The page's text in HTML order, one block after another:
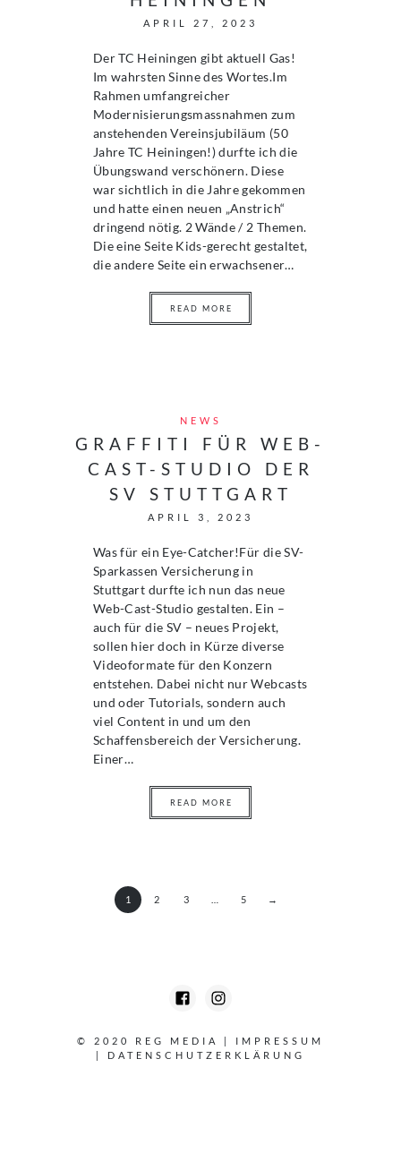
APRIL 27, 2023
Der TC Heiningen gibt aktuell Gas!
Im wahrsten Sinne des Wortes.Im
Rahmen umfangreicher
Modernisierungsmassnahmen zum
anstehenden Vereinsjubiläum (50
Jahre TC Heiningen!) durfte ich die
Übungswand verschönern. Diese
war sichtlich in die Jahre gekommen
und hatte einen neuen „Anstrich“
dringend nötig. 2 Wände / 2 Themen.
Die eine Seite Kids-gerecht gestaltet,
die andere Seite ein erwachsener…
READ MORE
NEWS
GRAFFITI FÜR WEB-
CAST-STUDIO DER
SV STUTTGART
APRIL 3, 2023
Was für ein Eye-Catcher!Für die SV-
Sparkassen Versicherung in
Stuttgart durfte ich nun das neue
Web-Cast-Studio gestalten. Ein –
auch für die SV – neues Projekt,
sollen hier doch in Kürze diverse
Videoformate für den Konzern
entstehen. Dabei nicht nur Webcasts
und oder Tutorials, sondern auch
viel Content in und um den
Schaffensbereich der Versicherung.
Einer…
READ MORE
1 2 3 5 →
© 2020 REG MEDIA |
IMPRESSUM
|
DATENSCHUTZERKLÄRUNG